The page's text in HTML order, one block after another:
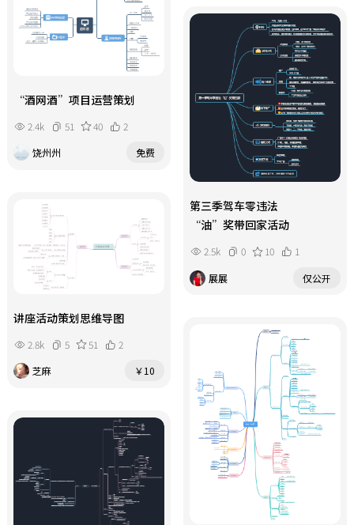
“酒网酒”项目运营策划
2.4k 51 40
2
饶州州
免费
第三季驾车零违法
“油”奖带回家活动
2.5k 0 10
1
展展
仅公开
讲座活动策划思维导图
2.8k 5 51
2
芝麻
￥10